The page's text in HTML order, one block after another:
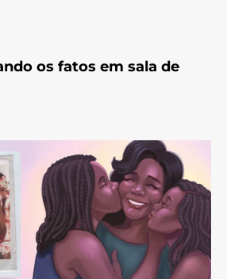
os fatos em sala de